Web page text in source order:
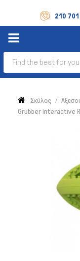
210 701
Σκύλος
Grubber Interactive